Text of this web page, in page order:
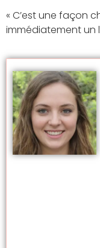
« C’est une façon
immédiatement un